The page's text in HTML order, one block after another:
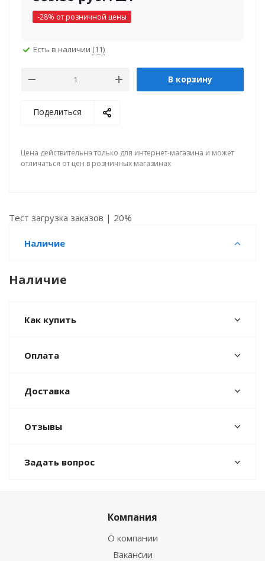
-28% от розничной цены
Есть в наличии (11)
В корзину
Поделиться
Цена действительна только для интернет-магазина и может
отличаться от цен в розничных магазинах
Тест загрузка заказов | 20%
Наличие
Наличие
Как купить
Оплата
Доставка
Отзывы
Задать вопрос
Компания
О компании
Вакансии